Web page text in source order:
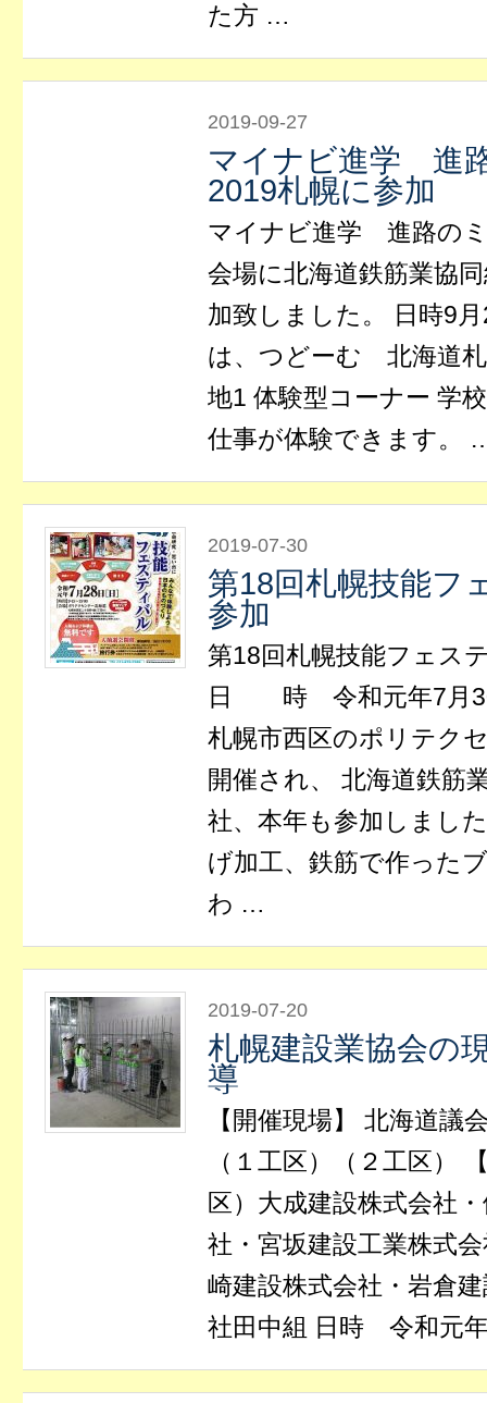
た方 …
2019-09-27
マイナビ進学 進
2019札幌に参加
マイナビ進学 進路の
会場に北海道鉄筋業協
加致しました。 日時9
は、つどーむ 北海道
地1 体験型コーナー 学
仕事が体験できます。
2019-07-30
第18回札幌技能フ
参加
第18回札幌技能フェス
日 時 令和元年7月30
札幌市西区のポリテク
開催され、 北海道鉄筋
社、本年も参加しまし
げ加工、鉄筋で作った
わ …
2019-07-20
札幌建設業協会の
導
【開催現場】 北海道議
（１工区）（２工区）
区）大成建設株式会社
社・宮坂建設工業株式
崎建設株式会社・岩倉
社田中組 日時 令和元